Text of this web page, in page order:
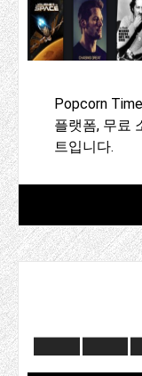
Popcorn
플랫폼, 무료
트입니다.